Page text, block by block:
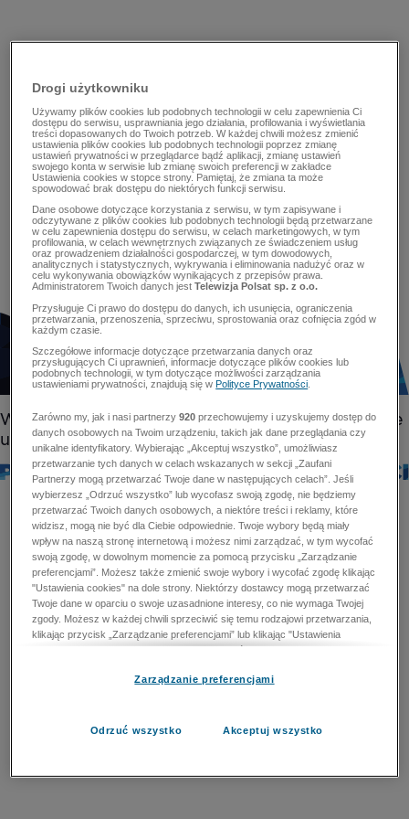
Drogi użytkowniku
Używamy plików cookies lub podobnych technologii w celu zapewnienia Ci
dostępu do serwisu, usprawniania jego działania, profilowania i wyświetlania
treści dopasowanych do Twoich potrzeb. W każdej chwili możesz zmienić
ustawienia plików cookies lub podobnych technologii poprzez zmianę
ustawień prywatności w przeglądarce bądź aplikacji, zmianę ustawień
swojego konta w serwisie lub zmianę swoich preferencji w zakładce
Ustawienia cookies w stopce strony. Pamiętaj, że zmiana ta może
spowodować brak dostępu do niektórych funkcji serwisu.
Dane osobowe dotyczące korzystania z serwisu, w tym zapisywane i
odczytywane z plików cookies lub podobnych technologii będą przetwarzane
w celu zapewnienia dostępu do serwisu, w celach marketingowych, w tym
profilowania, w celach wewnętrznych związanych ze świadczeniem usług
oraz prowadzeniem działalności gospodarczej, w tym dowodowych,
analitycznych i statystycznych, wykrywania i eliminowania nadużyć oraz w
celu wykonywania obowiązków wynikających z przepisów prawa.
Administratorem Twoich danych jestTelewizja Polsat sp. z o.o.
Przysługuje Ci prawo do dostępu do danych, ich usunięcia, ograniczenia
przetwarzania, przenoszenia, sprzeciwu, sprostowania oraz cofnięcia zgód w
każdym czasie.
Szczegółowe informacje dotyczące przetwarzania danych oraz
przysługujących Ci uprawnień, informacje dotyczące plików cookies lub
podobnych technologii, w tym dotyczące możliwości zarządzania
ustawieniami prywatności, znajdują się wPolityce Prywatności
Zarówno my, jak i nasi partnerzy920 przechowujemy i uzyskujemy dostęp do
danych osobowych na Twoim urządzeniu, takich jak dane przeglądania czy
unikalne identyfikatory. Wybierając „Akceptuj wszystko”, umożliwiasz
przetwarzanie tych danych w celach wskazanych w sekcji „Zaufani
Partnerzy mogą przetwarzać Twoje dane w następujących celach”. Jeśli
wybierzesz „Odrzuć wszystko” lub wycofasz swoją zgodę, nie będziemy
przetwarzać Twoich danych osobowych, a niektóre treści i reklamy, które
widzisz, mogą nie być dla Ciebie odpowiednie. Twoje wybory będą miały
wpływ na naszą stronę internetową i możesz nimi zarządzać, w tym wycofać
swoją zgodę, w dowolnym momencie za pomocą przycisku „Zarządzanie
preferencjami”. Możesz także zmienić swoje wybory i wycofać zgodę klikając
"Ustawienia cookies" na dole strony. Niektórzy dostawcy mogą przetwarzać
Twoje dane w oparciu o swoje uzasadnione interesy, co nie wymaga Twojej
zgody. Możesz w każdej chwili sprzeciwić się temu rodzajowi przetwarzania,
klikając przycisk „Zarządzanie preferencjami” lub klikając "Ustawienia
cookies" na dole strony. Nie możesz sprzeciwić się przetwarzaniu przez
zapobiegania oszustwom i naprawiania błędów, a w tym celu mogą zostać
przetwarzaniu danych osobowych w celu dostarczania i prezentacji reklam i
Zarządzanie preferencjami
Odrzuć wszystko Akceptuj wszystko